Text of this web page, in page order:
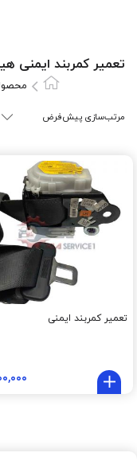
تعمیر کمربند ایمنی
تعمیر کمربند ایمنی